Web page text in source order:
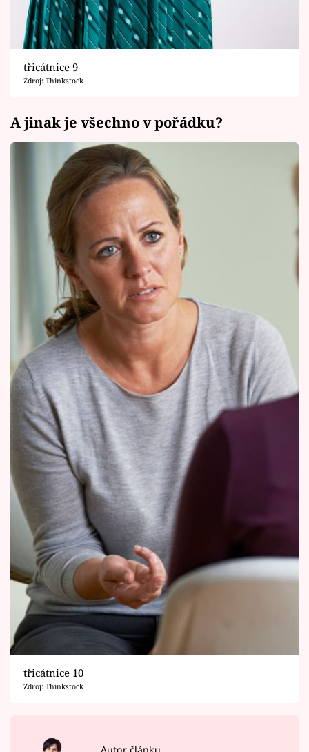
třicátnice 9
Zdroj: Thinkstock
A jinak je všechno v pořádku?
třicátnice 10
Zdroj: Thinkstock